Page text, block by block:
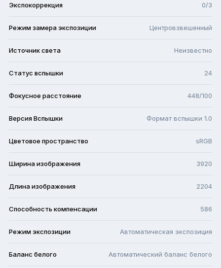
Экспокоррекция 0/3
Режим замера экспозиции Центровзвешенный
Источник света Неизвестно
Статус вспышки 24
Фокусное расстояние 448/100
Версия Вспышки Формат вспышки 1.0
Цветовое пространство sRGB
Ширина изображения 3920
Длина изображения 2204
Способность компенсации 586
Режим экспозиции Автоматическая экспозиция
Баланс белого Автоматический баланс белого